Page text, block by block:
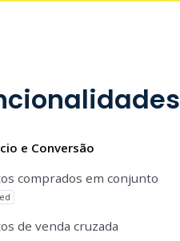
e Conversão
comprados em conjunto
de venda cruzada